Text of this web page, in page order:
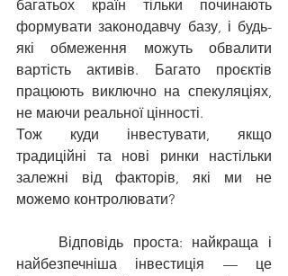
багатьох країн тільки починають
формувати законодавчу базу, і будь-
які обмеження можуть обвалити
вартість активів. Багато проєктів
працюють виключно на спекуляціях,
не маючи реальної цінності.
Тож куди інвестувати, якщо
традиційні та нові ринки настільки
залежні від факторів, які ми не
можемо контролювати?
найбезпечніша інвестиція — це